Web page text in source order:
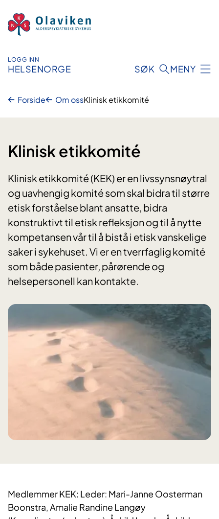
innhold
LOGG INN
HELSENORGE SØK MENY
Forside Om ossKlinisk etikkomité
Klinisk etikkomité
Klinisk etikkomité (KEK) er en livssynsnøytral
og uavhengig komité som skal bidra til større
etisk forståelse blant ansatte, bidra
konstruktivt til etisk refleksjon og til å nytte
kompetansen vår til å bistå i etisk vanskelige
saker i sykehuset. Vi er en tverrfaglig komité
som både pasienter, pårørende og
helsepersonell kan kontakte.
Medlemmer KEK: Leder: Mari-Janne Oosterman
Boonstra, Amalie Randine Langøy